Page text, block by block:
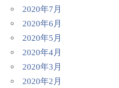
2020年7月
2020年6月
2020年5月
2020年4月
2020年3月
2020年2月